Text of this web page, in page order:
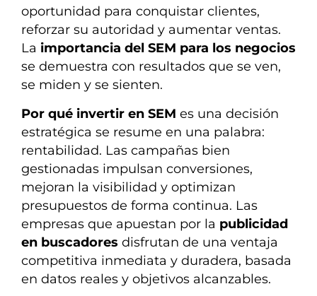
oportunidad para conquistar clientes,
reforzar su autoridad y aumentar ventas.
La importancia del SEM para los negocios
se demuestra con resultados que se ven,
se miden y se sienten.
Por qué invertir en SEM es una decisión
estratégica se resume en una palabra:
rentabilidad. Las campañas bien
gestionadas impulsan conversiones,
mejoran la visibilidad y optimizan
presupuestos de forma continua. Las
empresas que apuestan por la publicidad
en buscadores disfrutan de una ventaja
competitiva inmediata y duradera, basada
en datos reales y objetivos alcanzables.